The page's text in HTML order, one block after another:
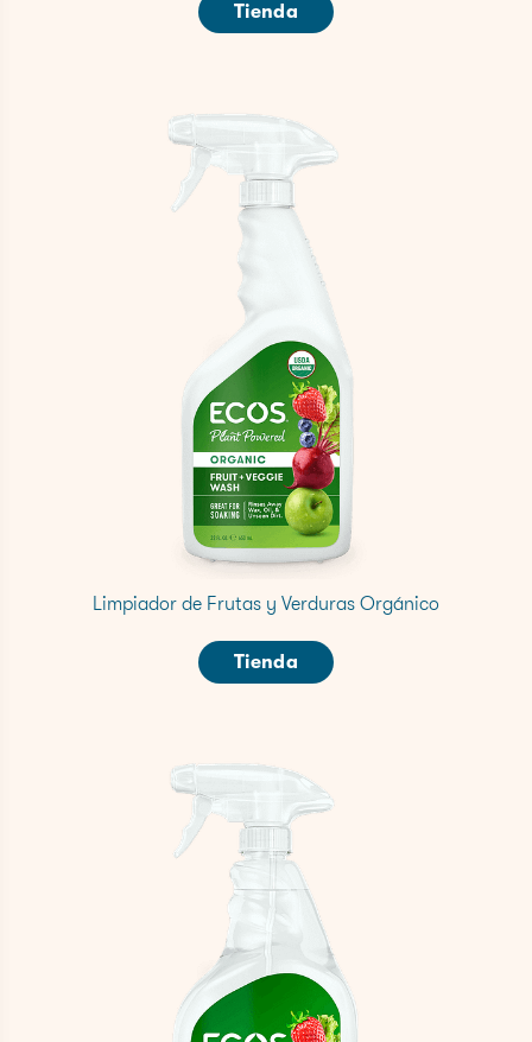
Tienda
Limpiador de Frutas y Verduras Orgánico
Tienda